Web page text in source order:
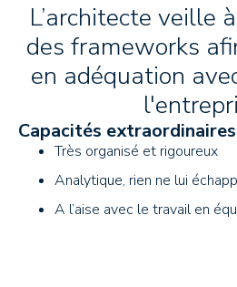
L’architecte veille
des frameworks
en adéquation
Capacités extraordinaires
Très organisé et rigoureux
Analytique, rien ne lui
A l’aise avec le travail en